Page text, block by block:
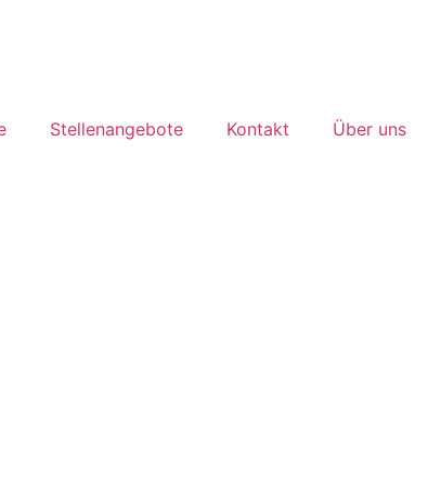
Stellenangebote Kontakt Über uns